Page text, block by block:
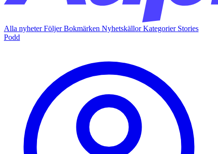
Alla nyheterFöljerBokmärken NyhetskällorKategorier Stories
Podd